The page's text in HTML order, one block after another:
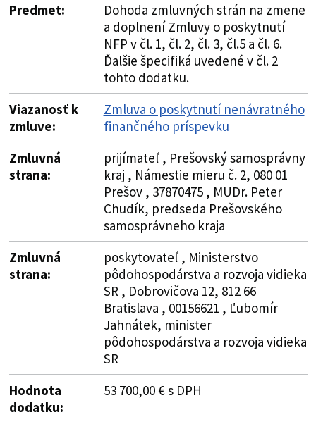
Predmet:
Dohoda zmluvných strán na zmene
a doplnení Zmluvy o poskytnutí
NFP v čl. 1, čl. 2, čl. 3, čl.5 a čl. 6.
Ďalšie špecifiká uvedené v čl. 2
tohto dodatku.
Viazanosť k
zmluve:
Zmluva o poskytnutí nenávratného
finančného príspevku
Zmluvná
strana:
prijímateľ , Prešovský samosprávny
kraj , Námestie mieru č. 2, 080 01
Prešov , 37870475 , MUDr. Peter
Chudík, predseda Prešovského
samosprávneho kraja
Zmluvná
strana:
poskytovateľ , Ministerstvo
pôdohospodárstva a rozvoja vidieka
SR , Dobrovičova 12, 812 66
Bratislava , 00156621 , Ľubomír
Jahnátek, minister
pôdohospodárstva a rozvoja vidieka
SR
Hodnota
dodatku:
53 700,00 € s DPH